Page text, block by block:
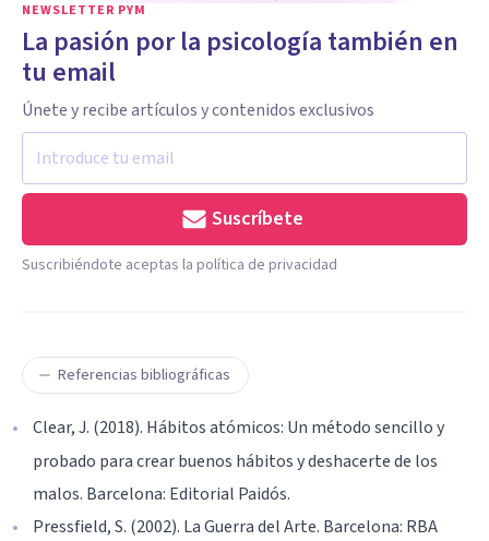
NEWSLETTER PYM
La pasión por la psicología también en
tu email
Únete y recibe artículos y contenidos exclusivos
Suscríbete
Suscribiéndote aceptas la política de privacidad
Referencias bibliográficas
Clear, J. (2018). Hábitos atómicos: Un método sencillo y
probado para crear buenos hábitos y deshacerte de los
malos. Barcelona: Editorial Paidós.
Pressfield, S. (2002). La Guerra del Arte. Barcelona: RBA